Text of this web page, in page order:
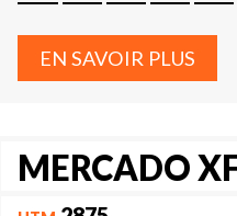
EN SAVOIR PLUS
MERCADO